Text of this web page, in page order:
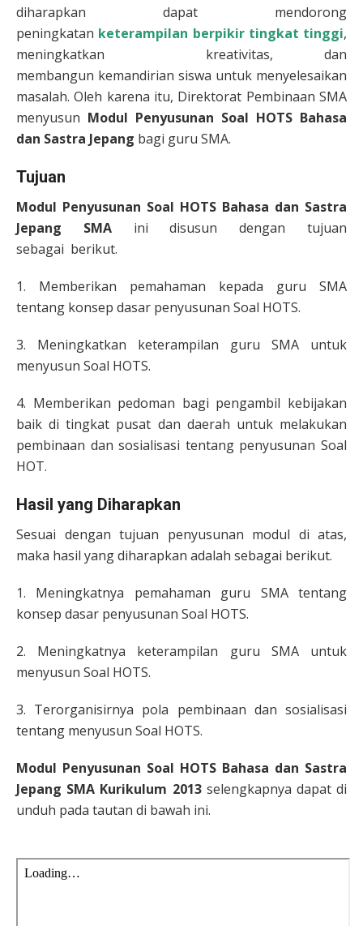
diharapkan dapat mendorong
peningkatan keterampilan berpikir tingkat tinggi,
meningkatkan kreativitas, dan
membangun kemandirian siswa untuk menyelesaikan
masalah. Oleh karena itu, Direktorat Pembinaan SMA
menyusun Modul Penyusunan Soal HOTS Bahasa
dan Sastra Jepang bagi guru SMA.
Tujuan
Modul Penyusunan Soal HOTS Bahasa dan Sastra
Jepang SMAini disusun dengan tujuan
sebagai berikut.
1. Memberikan pemahaman kepada guru SMA
tentang konsep dasar penyusunan Soal HOTS.
3. Meningkatkan keterampilan guru SMA untuk
menyusun Soal HOTS.
4. Memberikan pedoman bagi pengambil kebijakan
baik di tingkat pusat dan daerah untuk melakukan
pembinaan dan sosialisasi tentang penyusunan Soal
HOT.
Hasil yang Diharapkan
Sesuai dengan tujuan penyusunan modul di atas,
maka hasil yang diharapkan adalah sebagai berikut.
1. Meningkatnya pemahaman guru SMA tentang
konsep dasar penyusunan Soal HOTS.
2. Meningkatnya keterampilan guru SMA untuk
menyusun Soal HOTS.
3. Terorganisirnya pola pembinaan dan sosialisasi
tentang menyusun Soal HOTS.
Modul Penyusunan Soal HOTS Bahasa dan Sastra
Jepang SMA Kurikulum 2013 selengkapnya dapat di
unduh pada tautan di bawah ini.